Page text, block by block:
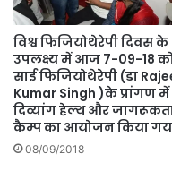
विश्व फिजियोथेरेपी दिवस के
उपलक्ष्य में आज 7-09-18
साई फिजियोथेरेपी (डा
Kumar Singh )के प्रांगण में
दिव्यांग हेल्थ और
कैम्प का आयोजन किया
08/09/2018